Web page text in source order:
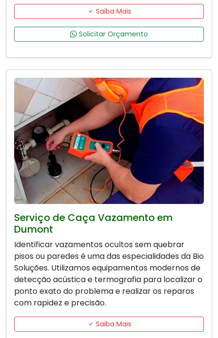
Saiba Mais
Solicitar Orçamento
Serviço de Caça Vazamento em
Dumont
Identificar vazamentos ocultos sem quebrar
pisos ou paredes é uma das especialidades da Bio
Soluções. Utilizamos equipamentos modernos de
detecção acústica e termografia para localizar o
ponto exato do problema e realizar os reparos
com rapidez e precisão.
Saiba Mais